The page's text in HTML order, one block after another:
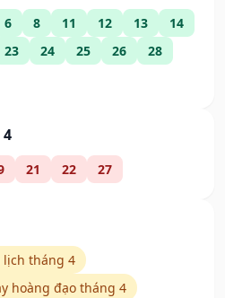
6 8 11 12 13
14
23 24 25 26
28
21 22 27
lịch tháng 4
hoàng đạo tháng 4